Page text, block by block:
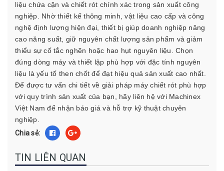
liệu chứa cặn và chiết rót chính xác trong sản xuất công
nghiệp. Nhờ thiết kế thông minh, vật liệu cao cấp và công
nghệ định lượng hiện đại, thiết bị giúp doanh nghiệp nâng
cao năng suất, giữ nguyên chất lượng sản phẩm và giảm
thiểu sự cố tắc nghẽn hoặc hao hụt nguyên liệu. Chọn
đúng dòng máy và thiết lập phù hợp với đặc tính nguyên
liệu là yếu tố then chốt để đạt hiệu quả sản xuất cao nhất.
Để được tư vấn chi tiết về giải pháp máy chiết rót phù hợp
với quy trình sản xuất của bạn, hãy liên hệ với Machinex
Việt Nam để nhận báo giá và hỗ trợ kỹ thuật chuyên
nghiệp.
Chia sẻ:
TIN LIÊN QUAN